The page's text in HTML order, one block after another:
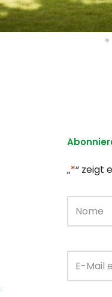
„*“ zeigt